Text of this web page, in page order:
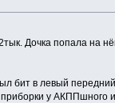
Дочка попала на
бит в левый
у АКППшного